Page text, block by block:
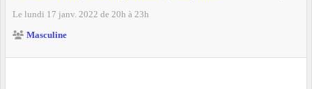
Le lundi 17 janv. 2022 de 20h à 23h
Masculine